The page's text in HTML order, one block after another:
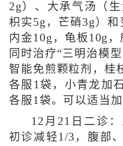
2g）、大承气汤（
枳实5g，芒硝3g）
内金10g，龟板10g
同时治疗“三明治模
智能免煎颗粒剂，桂
各服1袋，小青龙加
各服1袋。可以适当
12月21日二诊
初诊减轻1/3，腹部